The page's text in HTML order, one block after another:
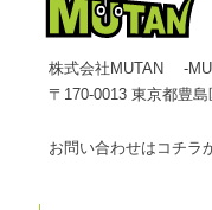
株式会社MUTAN -
〒170-0013 東京都豊
お問い合わせはコチラ